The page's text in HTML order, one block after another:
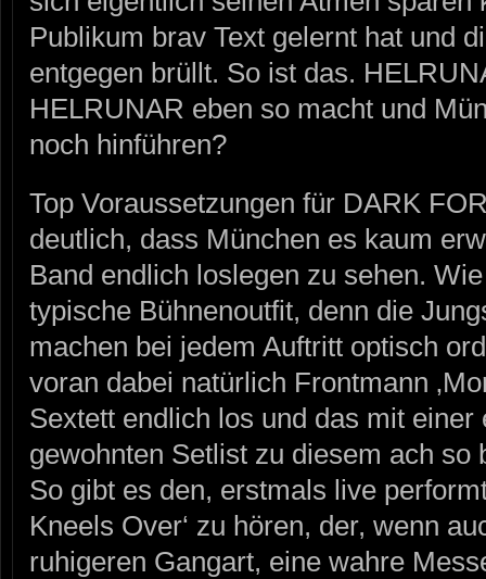
Publikum brav Text gelernt hat und
entgegen brüllt. So ist das.
HELRUNAR eben so macht und
noch hinführen?
Top Voraussetzungen für DARK
deutlich, dass München es kaum
Band endlich loslegen zu sehen.
typische Bühnenoutfit, denn die
machen bei jedem Auftritt optisch
voran dabei natürlich Frontmann
Sextett endlich los und das mit
gewohnten Setlist zu diesem ach so
So gibt es den, erstmals live
Kneels Over‘ zu hören, der, wenn
ruhigeren Gangart, eine wahre